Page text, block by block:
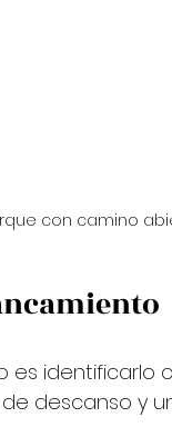
con camino
es identificarlo
descanso y